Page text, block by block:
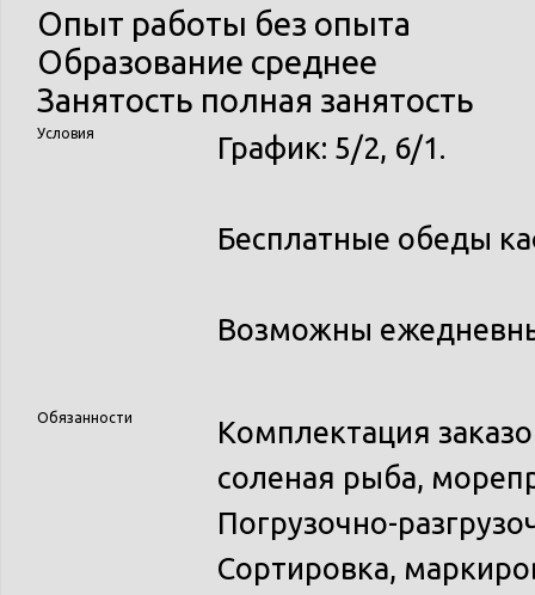
Опыт работы без опыта
Образование среднее
Занятость полная занятость
Условия График: 5/2, 6/1.
Бесплатные обеды
Возможны
Обязанности
Комплектация
соленая рыба,
Погрузочно-
Сортировка,